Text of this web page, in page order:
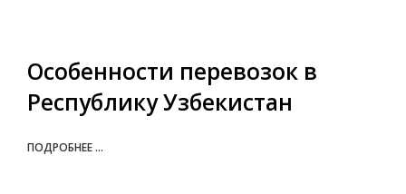
Особенности перевозок в
Республику Узбекистан
ПОДРОБНЕЕ ...